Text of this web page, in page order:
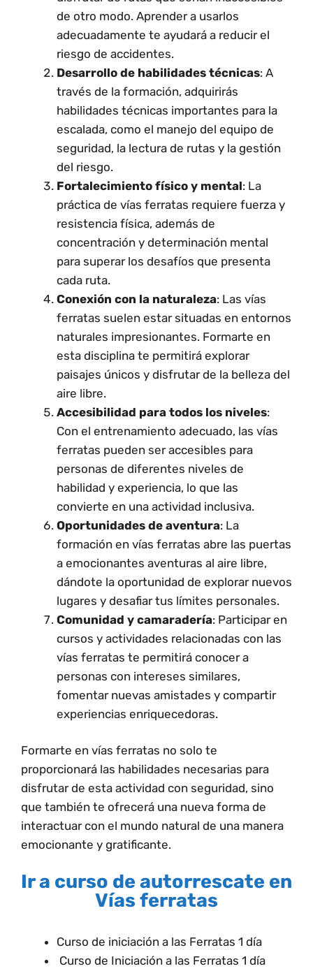
de otro modo. Aprender a usarlos
adecuadamente te ayudará a reducir el
riesgo de accidentes.
Desarrollo de habilidades técnicas: A
través de la formación, adquirirás
habilidades técnicas importantes para la
escalada, como el manejo del equipo de
seguridad, la lectura de rutas y la gestión
del riesgo.
Fortalecimiento físico y mental: La
práctica de vías ferratas requiere fuerza y
resistencia física, además de
concentración y determinación mental
para superar los desafíos que presenta
cada ruta.
Conexión con la naturaleza: Las vías
ferratas suelen estar situadas en entornos
naturales impresionantes. Formarte en
esta disciplina te permitirá explorar
paisajes únicos y disfrutar de la belleza del
aire libre.
Accesibilidad para todos los niveles:
Con el entrenamiento adecuado, las vías
ferratas pueden ser accesibles para
personas de diferentes niveles de
habilidad y experiencia, lo que las
convierte en una actividad inclusiva.
Oportunidades de aventura: La
formación en vías ferratas abre las puertas
a emocionantes aventuras al aire libre,
dándote la oportunidad de explorar nuevos
lugares y desafiar tus límites personales.
Comunidad y camaradería: Participar en
cursos y actividades relacionadas con las
vías ferratas te permitirá conocer a
personas con intereses similares,
fomentar nuevas amistades y compartir
experiencias enriquecedoras.
Formarte en vías ferratas no solo te
proporcionará las habilidades necesarias para
disfrutar de esta actividad con seguridad, sino
que también te ofrecerá una nueva forma de
interactuar con el mundo natural de una manera
emocionante y gratificante.
Ir a curso de autorrescate en
Vías ferratas
Curso de iniciación a las Ferratas 1 día
Curso de Iniciación a las Ferratas 1 día